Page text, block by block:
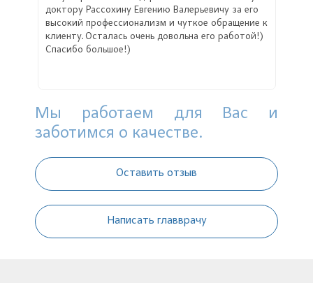
доктору Рассохину Евгению Валерьевичу за его
высокий профессионализм и чуткое обращение к
клиенту. Осталась очень довольна его работой!)
Спасибо большое!)
Мы работаем для Вас и
заботимся о качестве.
Оставить отзыв
Написать главврачу